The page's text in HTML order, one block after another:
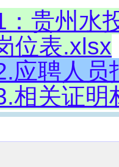
：贵州水
位表.xlsx
应聘人员
相关证